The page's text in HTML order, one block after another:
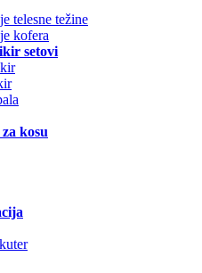
telesne težine
kofera
setovi
kosu